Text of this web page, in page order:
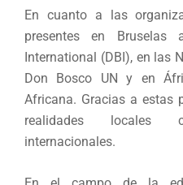
En cuanto a las
presentes en
International (DBI), en las
Don Bosco UN y en
Africana. Gracias a estas
realidades locales
internacionales.